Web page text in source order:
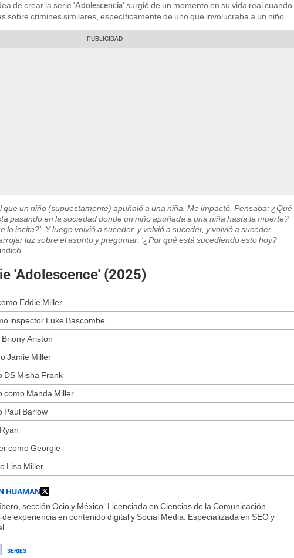
de crear la serie 'Adolescencia' surgió de un momento en su vida real cuando
sobre crimines similares, específicamente de uno que involucraba a un niño.
que un niño (supuestamente) apuñaló a una niña. Me impactó. Pensaba: ¿Qué
pasando en la sociedad donde un niño apuñada a una niña hasta la muerte?
lo incita?'. Y luego volvió a suceder, y volvió a suceder, y volvió a suceder.
luz sobre el asunto y preguntar: '¿Por qué está sucediendo esto hoy?
'Adolescence' (2025)
Eddie Miller
inspector Luke Bascombe
Ariston
Jamie Miller
DS Misha Frank
como Manda Miller
Paul Barlow
como Georgie
Lisa Miller
HUAMAN
sección Ocio y México. Licenciada en Ciencias de la Comunicación
de experiencia en contenido digital y Social Media. Especializada en SEO y
SERIES